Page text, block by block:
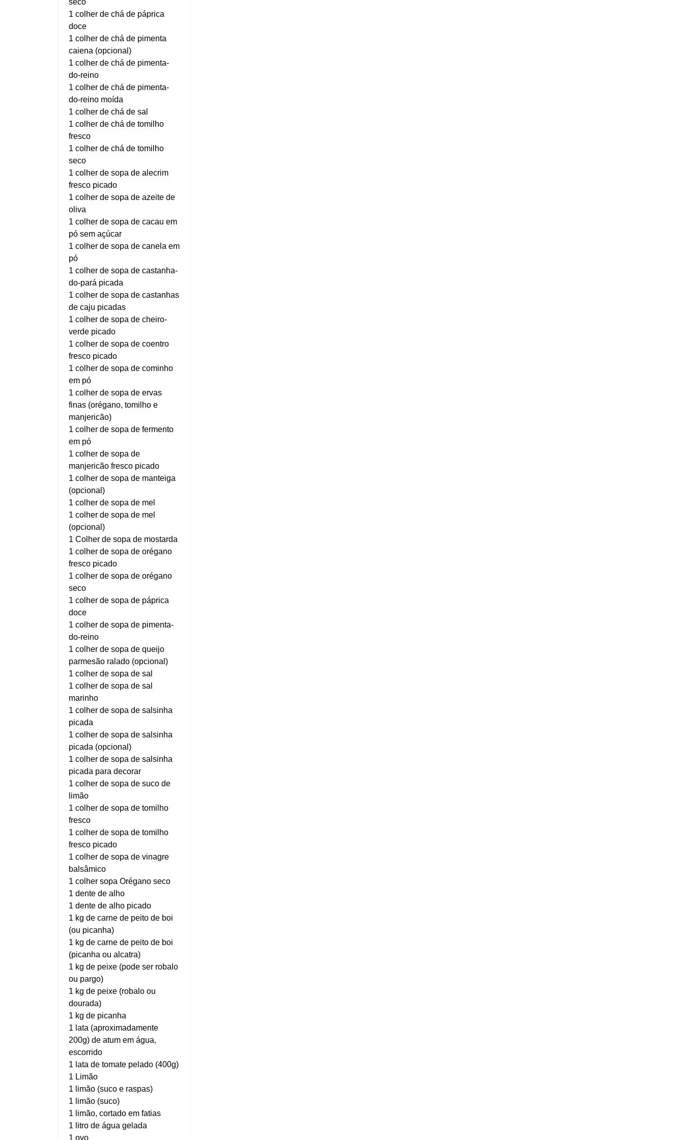
seco
1 colher de chá de páprica
doce
1 colher de chá de pimenta
caiena (opcional)
1 colher de chá de pimenta-
do-reino
1 colher de chá de pimenta-
do-reino moída
1 colher de chá de sal
1 colher de chá de tomilho
fresco
1 colher de chá de tomilho
seco
1 colher de sopa de alecrim
fresco picado
1 colher de sopa de azeite de
oliva
1 colher de sopa de cacau em
pó sem açúcar
1 colher de sopa de canela em
pó
1 colher de sopa de castanha-
do-pará picada
1 colher de sopa de castanhas
de caju picadas
1 colher de sopa de cheiro-
verde picado
1 colher de sopa de coentro
fresco picado
1 colher de sopa de cominho
em pó
1 colher de sopa de ervas
finas (orégano, tomilho e
manjericão)
1 colher de sopa de fermento
em pó
1 colher de sopa de
manjericão fresco picado
1 colher de sopa de manteiga
(opcional)
1 colher de sopa de mel
1 colher de sopa de mel
(opcional)
1 Colher de sopa de mostarda
1 colher de sopa de orégano
fresco picado
1 colher de sopa de orégano
seco
1 colher de sopa de páprica
doce
1 colher de sopa de pimenta-
do-reino
1 colher de sopa de queijo
parmesão ralado (opcional)
1 colher de sopa de sal
1 colher de sopa de sal
marinho
1 colher de sopa de salsinha
picada
1 colher de sopa de salsinha
picada (opcional)
1 colher de sopa de salsinha
picada para decorar
1 colher de sopa de suco de
limão
1 colher de sopa de tomilho
fresco
1 colher de sopa de tomilho
fresco picado
1 colher de sopa de vinagre
balsâmico
1 colher sopa Orégano seco
1 dente de alho
1 dente de alho picado
1 kg de carne de peito de boi
(ou picanha)
1 kg de carne de peito de boi
(picanha ou alcatra)
1 kg de peixe (pode ser robalo
ou pargo)
1 kg de peixe (robalo ou
dourada)
1 kg de picanha
1 lata (aproximadamente
200g) de atum em água,
escorrido
1 lata de tomate pelado (400g)
1 Limão
1 limão (suco e raspas)
1 limão (suco)
1 limão, cortado em fatias
1 litro de água gelada
1 ovo